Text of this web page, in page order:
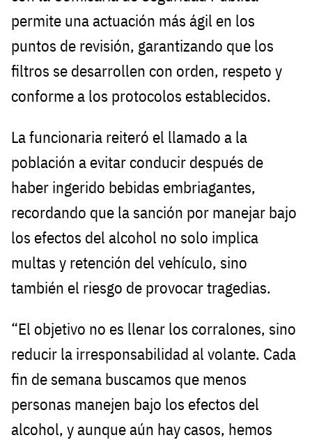
permite una actuación más ágil en los
puntos de revisión, garantizando que los
filtros se desarrollen con orden, respeto y
conforme a los protocolos establecidos.
La funcionaria reiteró el llamado a la
población a evitar conducir después de
haber ingerido bebidas embriagantes,
recordando que la sanción por manejar bajo
los efectos del alcohol no solo implica
multas y retención del vehículo, sino
también el riesgo de provocar tragedias.
“El objetivo no es llenar los corralones, sino
reducir la irresponsabilidad al volante. Cada
fin de semana buscamos que menos
personas manejen bajo los efectos del
alcohol, y aunque aún hay casos, hemos